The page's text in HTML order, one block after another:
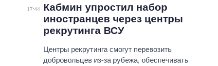
17:44
Кабмин упростил набор
иностранцев через центры
рекрутинга ВСУ
Центры рекрутинга смогут перевозить
добровольцев из-за рубежа, обеспечивать